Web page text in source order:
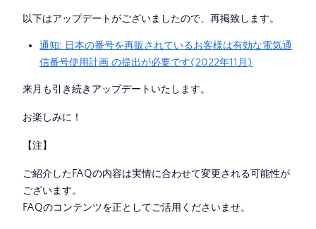
以下はアップデートがございましたので、再掲致します。
通知: 日本の番号を再販されているお客様は有効な電気通
信番号使用計画 の提出が必要です(2022年11月)
来月も引き続きアップデートいたします。
お楽しみに！
【注】
ご紹介したFAQの内容は実情に合わせて変更される可能性が
ございます。
FAQのコンテンツを正としてご活用くださいませ。